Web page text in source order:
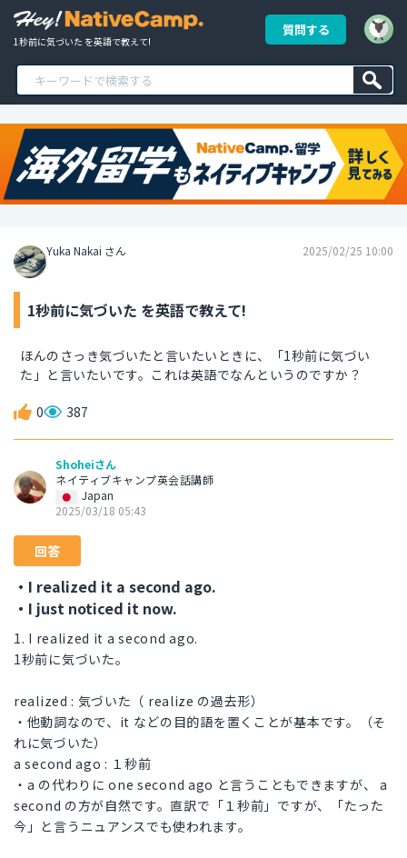
1秒前に気づいた を英語で教えて!
質問する
Yuka Nakai さん 2025/02/25 10:00
1秒前に気づいた を英語で教えて!
ほんのさっき気づいたと言いたいときに、「1秒前に気づい
た」と言いたいです。これは英語でなんというのですか？
0 387
Shoheiさん
ネイティブキャンプ英会話講師
Japan
2025/03/18 05:43
回答
・I realized it a second ago.
・I just noticed it now.
1. I realized it a second ago.
1秒前に気づいた。
realized : 気づいた（ realize の過去形）
・他動詞なので、it などの目的語を置くことが基本です。（そ
れに気づいた）
a second ago : １秒前
・a の代わりに one second ago と言うこともできますが、 a
second の方が自然です。直訳で「１秒前」ですが、「たった
今」と言うニュアンスでも使われます。